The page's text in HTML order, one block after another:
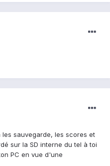
sauvegarde, les scores et
sur la SD interne du tel à toi
PC en vue d'une